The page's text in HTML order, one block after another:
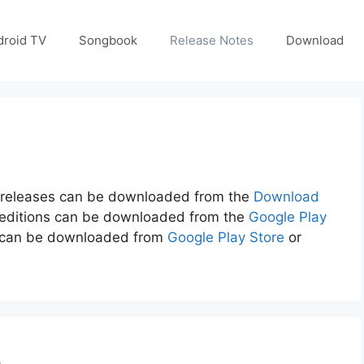
TV Songbook Release Notes Download
can be downloaded from the Download
can be downloaded from the Google Play
be downloaded from Google Play Store or